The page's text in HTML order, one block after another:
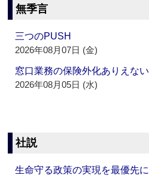
無季言
三つのPUSH
2026年08月07日 (金)
窓口業務の保険外化ありえない
2026年08月05日 (水)
社説
生命守る政策の実現を最優先に